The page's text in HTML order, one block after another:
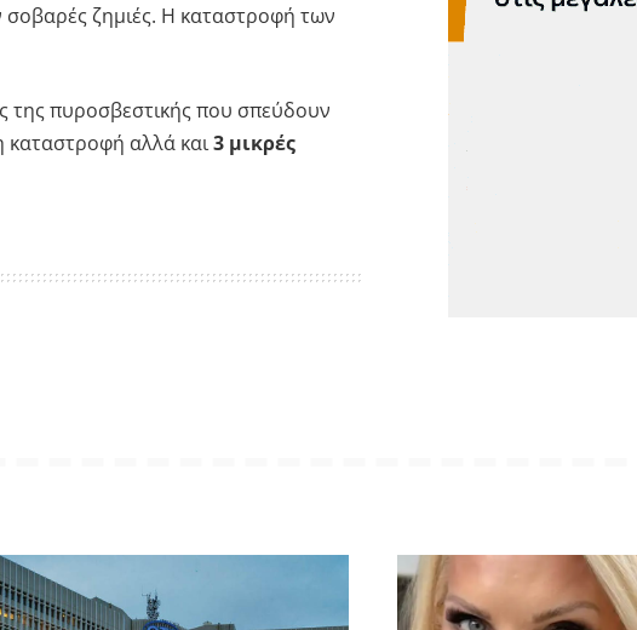
σοβαρές ζημιές. Η καταστροφή των
της πυροσβεστικής που σπεύδουν
καταστροφή αλλά και3 μικρές